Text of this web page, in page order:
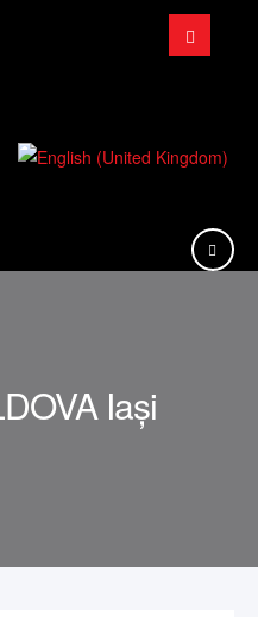
Iași